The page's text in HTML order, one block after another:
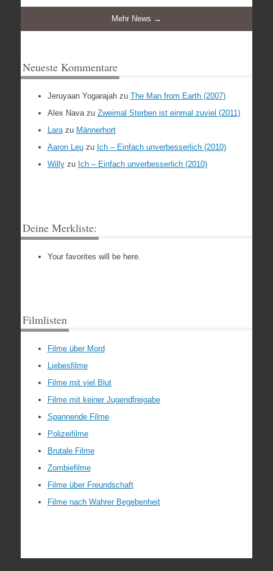
Mehr News →
Neueste Kommentare
Jeruyaan Yogarajahzu The Man from Earth (2007)
Alex Navazu Zweimal Sterben ist einmal zuviel (2011)
Larazu Männerhort
Aaron Leuzu Ich – Einfach unverbesserlich (2010)
Willyzu Ich – Einfach unverbesserlich (2010)
Deine Merkliste:
Your favorites will be here.
Filmlisten
Filme über Mord
Liebesfilme
Filme mit viel Blut
Filme mit keiner Jugendfreigabe
Spannende Filme
Polizeifilme
Brutale Filme
Zombiefilme
Filme über Freundschaft
Filme nach Wahrer Begebenheit